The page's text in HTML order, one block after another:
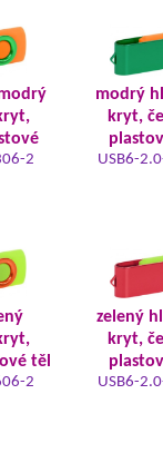
2
modrý
kryt,
USB6-
těl
2
zelený
kryt,
USB6-